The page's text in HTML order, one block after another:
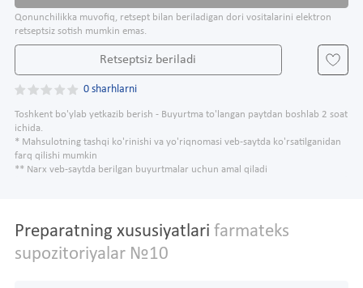
Qonunchilikka muvofiq, retsept bilan beriladigan dori vositalarini elektron
retseptsiz sotish mumkin emas.
Retseptsiz beriladi
0 sharhlarni
Toshkent bo'ylab yetkazib berish - Buyurtma to'langan paytdan boshlab 2 soat
ichida.
* Mahsulotning tashqi ko'rinishi va yo'riqnomasi veb-saytda ko'rsatilganidan
farq qilishi mumkin
** Narx veb-saytda berilgan buyurtmalar uchun amal qiladi
Preparatning xususiyatlari farmateks
supozitoriyalar №10